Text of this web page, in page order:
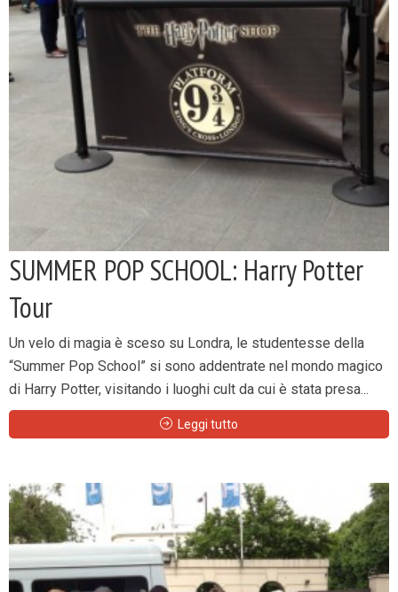
SUMMER POP SCHOOL: Harry Potter
Tour
Un velo di magia è sceso su Londra, le studentesse della
“Summer Pop School” si sono addentrate nel mondo magico
di Harry Potter, visitando i luoghi cult da cui è stata presa...
Leggi tutto